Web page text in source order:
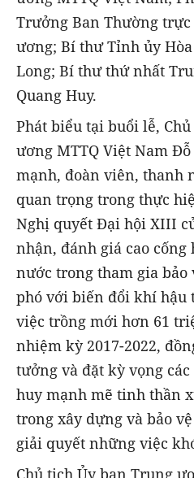
Trưởng Ban Thường
ương; Bí thư Tỉnh ủy
Long; Bí thư thứ nhất
Quang Huy.
Phát biểu tại buổi lễ,
ương MTTQ Việt Nam
mạnh, đoàn viên, thanh
quan trọng trong thực
Nghị quyết Đại hội XIII
nhận, đánh giá cao
nước trong tham gia
phó với biến đổi khí hậu
việc trồng mới hơn 61
nhiệm kỳ 2017-2022,
tưởng và đặt kỳ vọng
huy mạnh mẽ tinh thần
trong xây dựng và bảo
giải quyết những việc